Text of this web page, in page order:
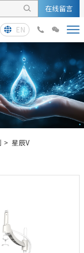
 在线留言
 EN  
> 星辰V